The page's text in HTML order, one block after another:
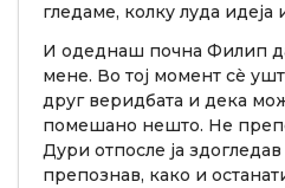
гледаме, колку луда идеја
И одеднаш почна Филип
мене. Во тој момент сè
друг веридбата и дека
помешано нешто. Не
Дури отпосле ја
препознав, како и